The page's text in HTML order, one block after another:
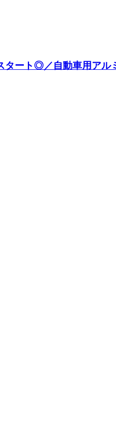
タート◎／自動車用ア